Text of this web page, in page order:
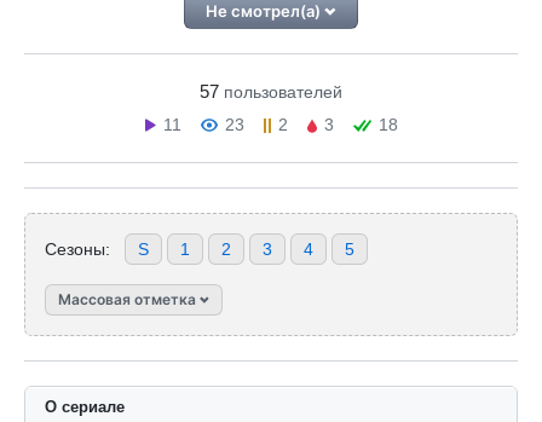
Не смотрел(а)
57 пользователей
11
23 2 3 18
Сезоны: S 1 2 3 4 5
Массовая отметка
О сериале